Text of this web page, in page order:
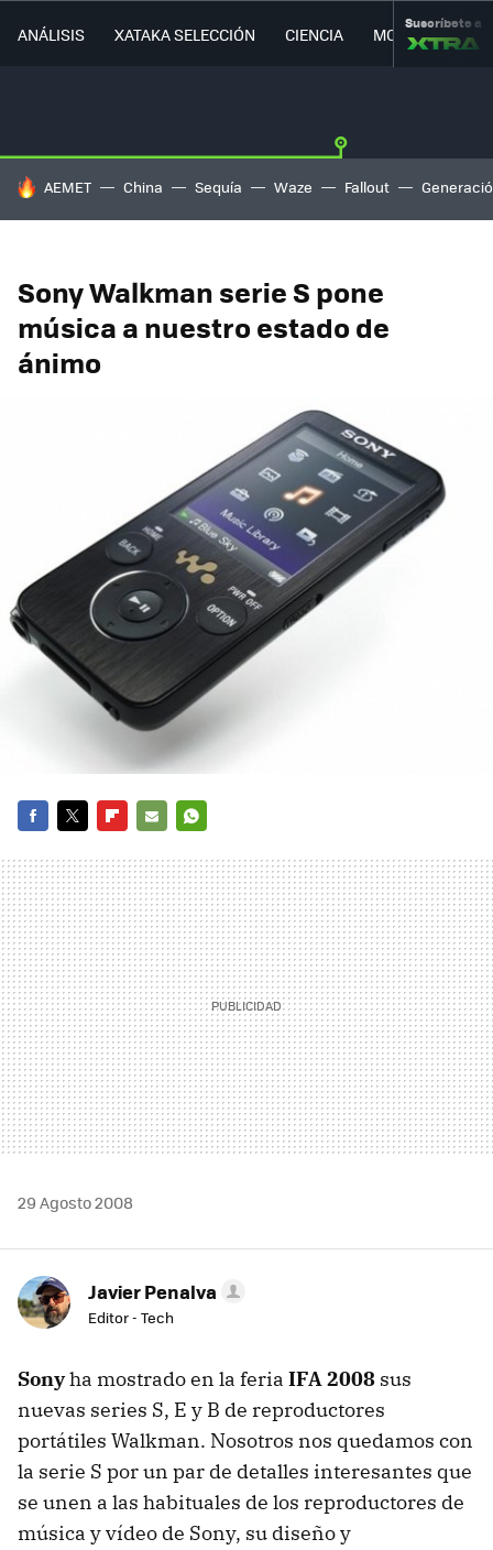
ANÁLISIS XATAKA SELECCIÓN CIENCIA MOVILIDAD
Suscríbete a
HOY SE HABLA DE
AEMET China Sequía Waze Fallout
Sony Walkman serie S pone
música a nuestro estado de
ánimo
MAIL
29 Agosto 2008
Javier Penalva
Editor - Tech
Sonyha mostrado en la feria IFA 2008 sus
nuevas series S, E y B de reproductores
portátiles Walkman. Nosotros nos quedamos con
la serie S por un par de detalles interesantes que
se unen a las habituales de los reproductores de
música y vídeo de Sony, su diseño y